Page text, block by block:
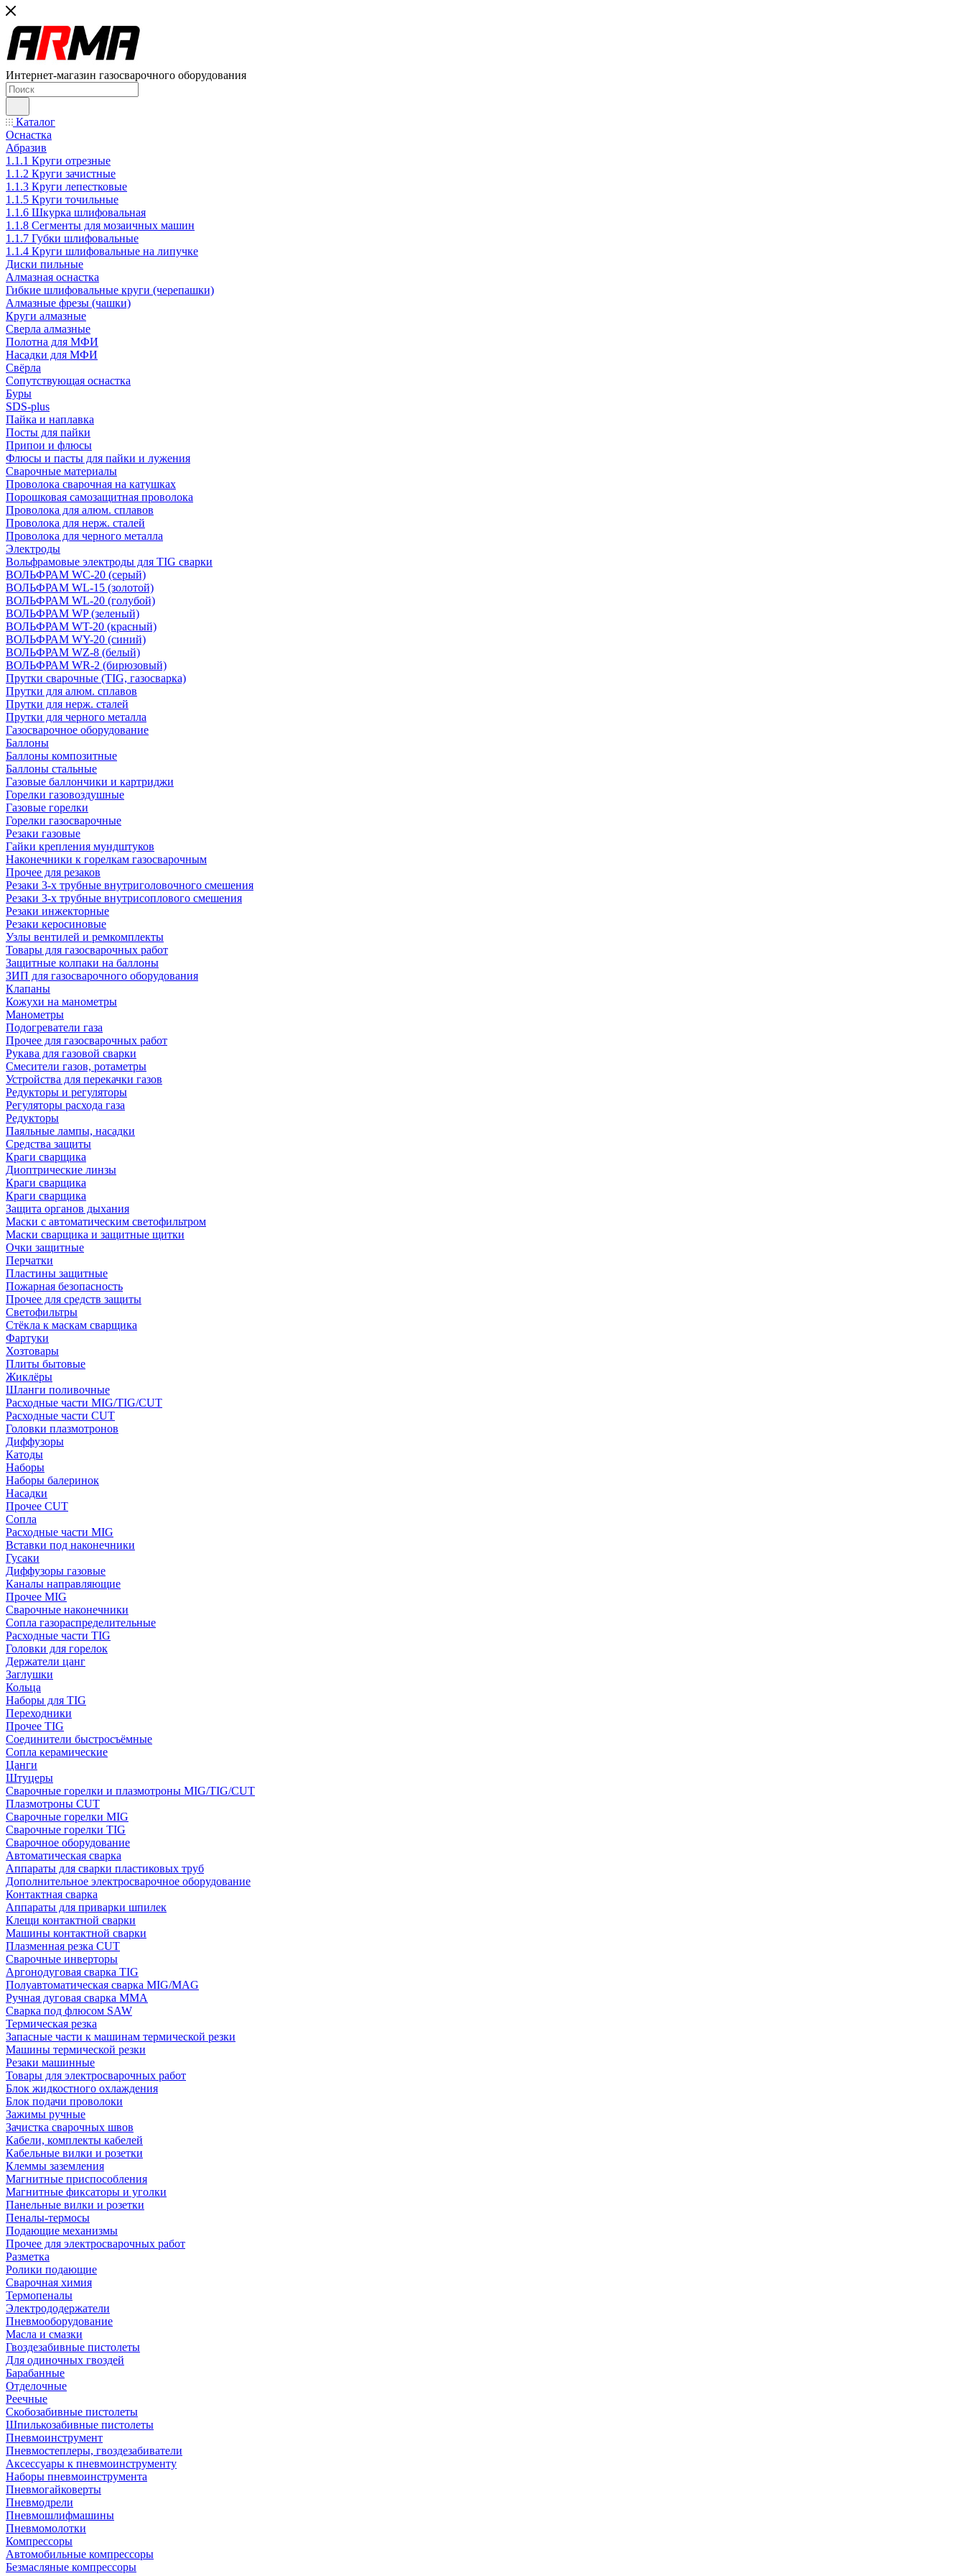
Интернет-магазин газосварочного оборудования
Каталог
Оснастка
Абразив
1.1.1 Круги отрезные
1.1.2 Круги зачистные
1.1.3 Круги лепестковые
1.1.5 Круги точильные
1.1.6 Шкурка шлифовальная
1.1.8 Сегменты для мозаичных машин
1.1.7 Губки шлифовальные
1.1.4 Круги шлифовальные на липучке
Диски пильные
Алмазная оснастка
Гибкие шлифовальные круги (черепашки)
Алмазные фрезы (чашки)
Круги алмазные
Сверла алмазные
Полотна для МФИ
Насадки для МФИ
Свёрла
Сопутствующая оснастка
Буры
SDS-plus
Пайка и наплавка
Посты для пайки
Припои и флюсы
Флюсы и пасты для пайки и лужения
Сварочные материалы
Проволока сварочная на катушках
Порошковая самозащитная проволока
Проволока для алюм. сплавов
Проволока для нерж. сталей
Проволока для черного металла
Электроды
Вольфрамовые электроды для TIG сварки
ВОЛЬФРАМ WC-20 (серый)
ВОЛЬФРАМ WL-15 (золотой)
ВОЛЬФРАМ WL-20 (голубой)
ВОЛЬФРАМ WP (зеленый)
ВОЛЬФРАМ WT-20 (красный)
ВОЛЬФРАМ WY-20 (синий)
ВОЛЬФРАМ WZ-8 (белый)
ВОЛЬФРАМ WR-2 (бирюзовый)
Прутки сварочные (TIG, газосварка)
Прутки для алюм. сплавов
Прутки для нерж. сталей
Прутки для черного металла
Газосварочное оборудование
Баллоны
Баллоны композитные
Баллоны стальные
Газовые баллончики и картриджи
Горелки газовоздушные
Газовые горелки
Горелки газосварочные
Резаки газовые
Гайки крепления мундштуков
Наконечники к горелкам газосварочным
Прочее для резаков
Резаки 3-х трубные внутриголовочного смешения
Резаки 3-х трубные внутрисоплового смешения
Резаки инжекторные
Резаки керосиновые
Узлы вентилей и ремкомплекты
Товары для газосварочных работ
Защитные колпаки на баллоны
ЗИП для газосварочного оборудования
Клапаны
Кожухи на манометры
Манометры
Подогреватели газа
Прочее для газосварочных работ
Рукава для газовой сварки
Смесители газов, ротаметры
Устройства для перекачки газов
Редукторы и регуляторы
Регуляторы расхода газа
Редукторы
Паяльные лампы, насадки
Средства защиты
Краги сварщика
Диоптрические линзы
Краги сварщика
Краги сварщика
Защита органов дыхания
Маски с автоматическим светофильтром
Маски сварщика и защитные щитки
Очки защитные
Перчатки
Пластины защитные
Пожарная безопасность
Прочее для средств защиты
Светофильтры
Стёкла к маскам сварщика
Фартуки
Хозтовары
Плиты бытовые
Жиклёры
Шланги поливочные
Расходные части MIG/TIG/CUT
Расходные части CUT
Головки плазмотронов
Диффузоры
Катоды
Наборы
Наборы балеринок
Насадки
Прочее CUT
Сопла
Расходные части MIG
Вставки под наконечники
Гусаки
Диффузоры газовые
Каналы направляющие
Прочее MIG
Сварочные наконечники
Сопла газораспределительные
Расходные части TIG
Головки для горелок
Держатели цанг
Заглушки
Кольца
Наборы для TIG
Переходники
Прочее TIG
Соединители быстросъёмные
Сопла керамические
Цанги
Штуцеры
Сварочные горелки и плазмотроны MIG/TIG/CUT
Плазмотроны CUT
Сварочные горелки MIG
Сварочные горелки TIG
Сварочное оборудование
Автоматическая сварка
Аппараты для сварки пластиковых труб
Дополнительное электросварочное оборудование
Контактная сварка
Аппараты для приварки шпилек
Клещи контактной сварки
Машины контактной сварки
Плазменная резка CUT
Сварочные инверторы
Аргонодуговая сварка TIG
Полуавтоматическая сварка MIG/MAG
Ручная дуговая сварка MMA
Сварка под флюсом SAW
Термическая резка
Запасные части к машинам термической резки
Машины термической резки
Резаки машинные
Товары для электросварочных работ
Блок жидкостного охлаждения
Блок подачи проволоки
Зажимы ручные
Зачистка сварочных швов
Кабели, комплекты кабелей
Кабельные вилки и розетки
Клеммы заземления
Магнитные приспособления
Магнитные фиксаторы и уголки
Панельные вилки и розетки
Пеналы-термосы
Подающие механизмы
Прочее для электросварочных работ
Разметка
Ролики подающие
Сварочная химия
Термопеналы
Электрододержатели
Пневмооборудование
Масла и смазки
Гвоздезабивные пистолеты
Для одиночных гвоздей
Барабанные
Отделочные
Реечные
Скобозабивные пистолеты
Шпилькозабивные пистолеты
Пневмоинструмент
Пневмостеплеры, гвоздезабиватели
Аксессуары к пневмоинструменту
Наборы пневмоинструмента
Пневмогайковерты
Пневмодрели
Пневмошлифмашины
Пневмомолотки
Компрессоры
Автомобильные компрессоры
Безмасляные компрессоры